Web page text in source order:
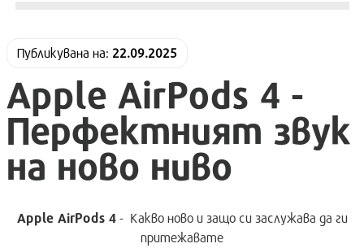
Публикувана нa: 22.09.2025
Apple AirPods 4 -
Перфектният звук
на ново ниво
Apple AirPods 4- Какво ново и защо си заслужава да ги
притежавате